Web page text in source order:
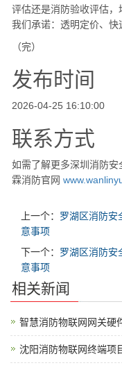
评估还是消防验收评估，
我们承诺：透明定价、快
（完）
发布时间
2026-04-25 16:10:00
联系方式
如需了解更多深圳消防安
霖消防官网
上一个： 罗湖区消防安
意事项
下一个： 罗湖区消防安
意事项
相关新闻
智慧消防物联网网关硬
沈阳消防物联网终端项